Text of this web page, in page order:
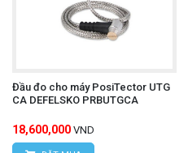
Đầu đo cho máy PosiTector UTG
CA DEFELSKO PRBUTGCA
18,600,000 VND